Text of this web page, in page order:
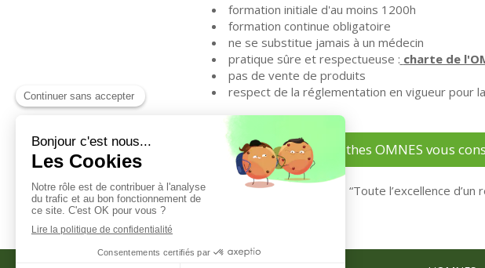
formation initiale d'au moins 1200h
formation continue obligatoire
ne se substitue jamais à un médecin
pratique sûre et respectueuse : charte de
pas de vente de produits
respect de la réglementation en vigueur pour
Les naturopathes OMNES vous
“Toute l’excellence